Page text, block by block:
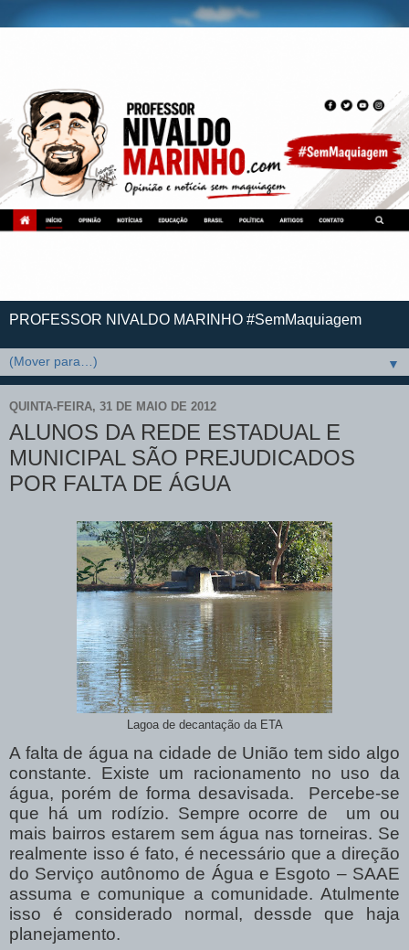
PROFESSOR NIVALDO MARINHO #SemMaquiagem
▼
QUINTA-FEIRA, 31 DE MAIO DE 2012
ALUNOS DA REDE ESTADUAL E
MUNICIPAL SÃO PREJUDICADOS
POR FALTA DE ÁGUA
Lagoa de decantação da ETA
A falta de água na cidade de União tem sido algo
constante. Existe um racionamento no uso da
água, porém de forma desavisada. Percebe-se
que há um rodízio. Sempre ocorre de um ou
mais bairros estarem sem água nas torneiras. Se
realmente isso é fato, é necessário que a direção
do Serviço autônomo de Água e Esgoto – SAAE
assuma e comunique a comunidade. Atulmente
isso é considerado normal, dessde que haja
planejamento.